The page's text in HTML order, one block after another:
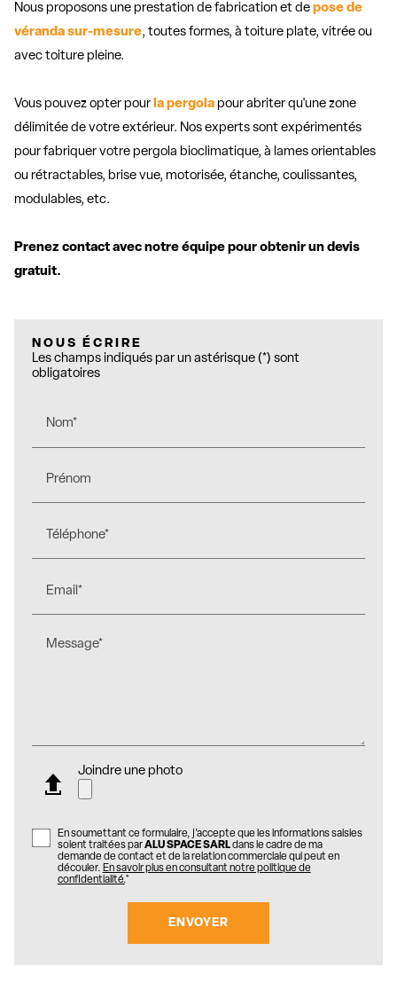
Nous proposons une prestation de fabrication et de pose de
véranda sur-mesure, toutes formes, à toiture plate, vitrée ou
avec toiture pleine.
Vous pouvez opter pour la pergolapour abriter qu'une zone
délimitée de votre extérieur. Nos experts sont expérimentés
pour fabriquer votre pergola bioclimatique, à lames orientables
ou rétractables, brise vue, motorisée, étanche, coulissantes,
modulables, etc.
Prenez contact avec notre équipe pour obtenir un devis
gratuit.
NOUS ÉCRIRE
Les champs indiqués par un astérisque (*) sont
obligatoires
Nom*
Prénom
Téléphone*
Email*
Message*
Joindre une photo
En soumettant ce formulaire, j'accepte que les informations saisies
soient traitées parALU SPACE SARLdans le cadre de ma
demande de contact et de la relation commerciale qui peut en
découler. En savoir plus en consultant notre politique de
confidentialité.*